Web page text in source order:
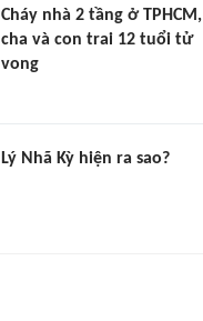
Cháy nhà 2 tầng ở TPHCM,
cha và con trai 12 tuổi tử
vong
Lý Nhã Kỳ hiện ra sao?